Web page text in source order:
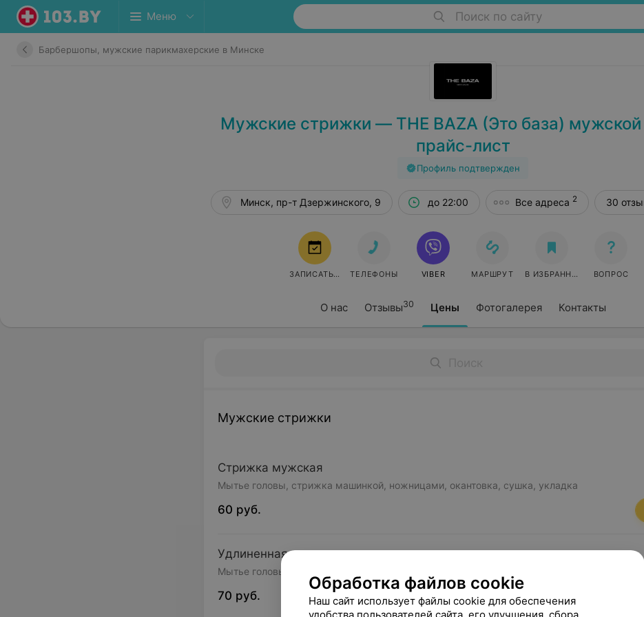
Меню Поиск по сайту
Барбершопы, мужские парикмахерские в Минске
Мужские стрижки — THE BAZA (Это база) мужской
прайс-лист
Профиль подтвержден
О нас Отзывы30 Цены Фотогалерея Контакты
Минск, пр-т Дзержинского, 9 до 22:00 Все адреса 2 30
ЗАПИСАТЬСЯ ТЕЛЕФОНЫ VIBER МАРШРУТ В ИЗБРАННОЕ ВОПРОС
Мужские стрижки
Стрижка мужская
Мытье головы, стрижка машинкой, ножницами, окантовка, сушка, укладка
60 руб.
Удлиненная стрижка
Мытье головы, стрижка машинкой по необходимости, использование техник, сушка,
70 руб.
Обработка файлов cookie
Наш сайт использует файлы cookie для обеспечения